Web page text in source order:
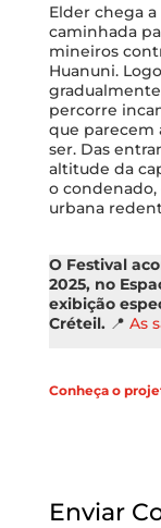
Elder chega a
caminhada
mineiros
Huanuni.
gradualmente
percorre
que parecem
ser. Das
altitude da
o condenado,
urbana
O Festival
2025, no
exibição
Créteil. 📍 As
Conheça o
Enviar